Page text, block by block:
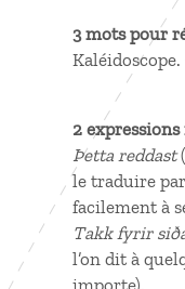
3 mots pour
2
Þetta reddast
le traduire
facilement à
Takk fyrir
l’on dit à
importe).